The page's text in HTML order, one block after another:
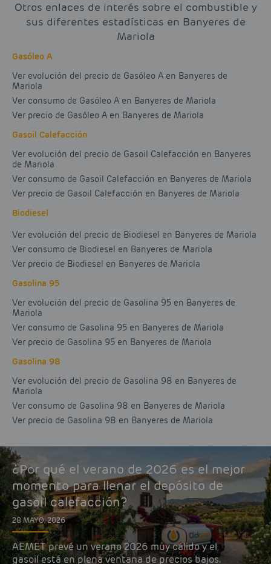
Otros enlaces de interés sobre el combustible y
sus diferentes estadísticas en Banyeres de
Mariola
Gasóleo A
Ver evolución del precio de Gasóleo A en Banyeres de
Mariola
Ver consumo de Gasóleo A en Banyeres de Mariola
Ver precio de Gasóleo A en Banyeres de Mariola
Gasoil Calefacción
Ver evolución del precio de Gasoil Calefacción en Banyeres
de Mariola
Ver consumo de Gasoil Calefacción en Banyeres de Mariola
Ver precio de Gasoil Calefacción en Banyeres de Mariola
Biodiesel
Ver evolución del precio de Biodiesel en Banyeres de Mariola
Ver consumo de Biodiesel en Banyeres de Mariola
Ver precio de Biodiesel en Banyeres de Mariola
Gasolina 95
Ver evolución del precio de Gasolina 95 en Banyeres de
Mariola
Ver consumo de Gasolina 95 en Banyeres de Mariola
Ver precio de Gasolina 95 en Banyeres de Mariola
Gasolina 98
Ver evolución del precio de Gasolina 98 en Banyeres de
Mariola
Ver consumo de Gasolina 98 en Banyeres de Mariola
Ver precio de Gasolina 98 en Banyeres de Mariola
¿Por qué el verano de 2026 es el mejor
momento para llenar el depósito de
gasoil calefacción?
28 MAYO, 2026
AEMET prevé un verano 2026 muy cálido y el
gasoil está en plena ventana de precios bajos.